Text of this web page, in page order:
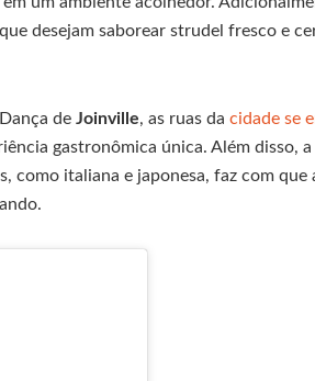
desejam saborear strudel fresco e
de Joinville, as ruas da cidade se
gastronômica única. Além disso, a
como italiana e japonesa, faz com que